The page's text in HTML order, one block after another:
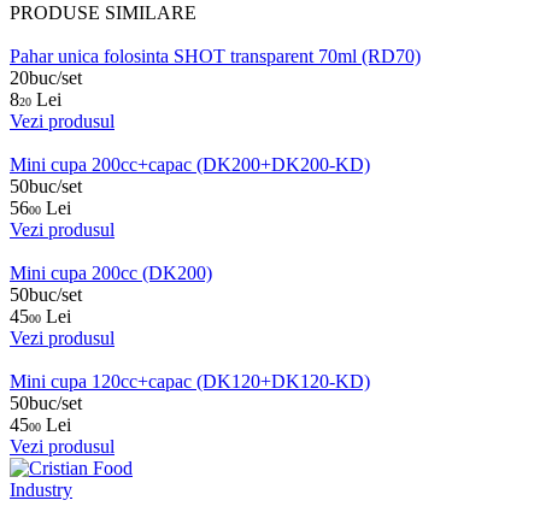
PRODUSE SIMILARE
Pahar unica folosinta SHOT transparent 70ml (RD70)
20buc/set
820 Lei
Vezi produsul
Mini cupa 200cc+capac (DK200+DK200-KD)
50buc/set
5600 Lei
Vezi produsul
Mini cupa 200cc (DK200)
50buc/set
4500 Lei
Vezi produsul
Mini cupa 120cc+capac (DK120+DK120-KD)
50buc/set
4500 Lei
Vezi produsul